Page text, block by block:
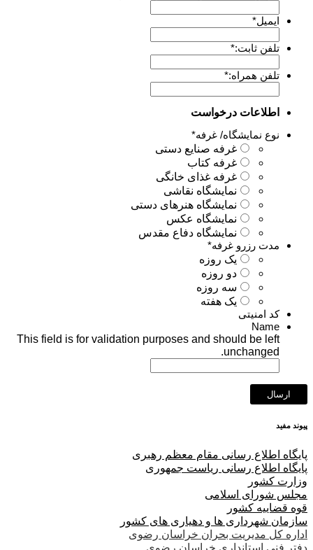
ایمیل*
تلفن ثابت:*
تلفن همراه:*
اطلاعات درخواست
نوع نمایشگاه/ غرفه*
غرفه صنایع دستی
غرفه کتاب
غرفه غذای خانگی
نمایشگاه نقاشی
نمایشگاه هنرهای دستی
نمایشگاه عکس
نمایشگاه دفاع مقدس
مدت رزرو غرفه*
یک روزه
دو روزه
سه روزه
یک هفته
کد امنیتی
Name
This field is for validation purposes and should be left
unchanged.
پیوند مفید
پایگاه اطلاع رسانی مقام معظم رهبری
پایگاه اطلاع رسانی ریاست جمهوری
وزارت کشور
مجلس شورای اسلامی
قوه قضاییه کشور
سازمان شهرداری ها و دهیاری های کشور
اداره کل مدیریت بحران خراسان رضوی